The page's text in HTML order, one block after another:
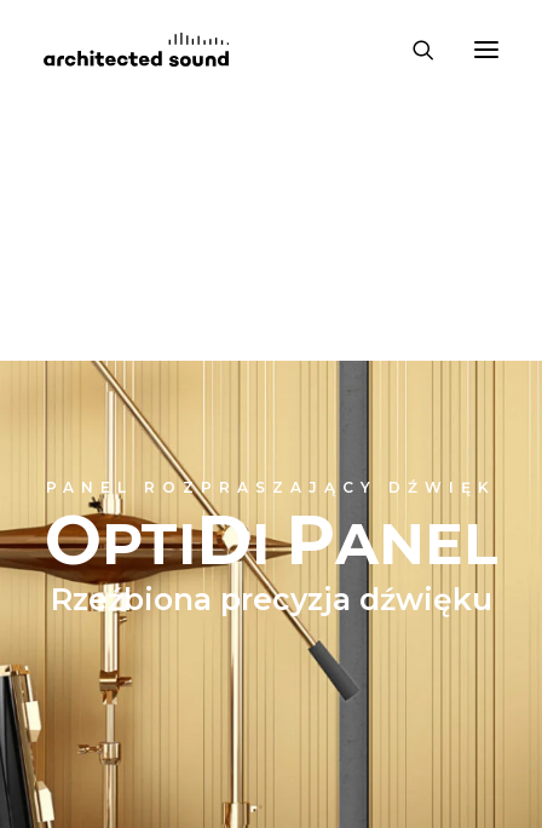
PANEL ROZPRASZAJĄCY DŹWIĘK
OPTIDIPANEL
Rzeźbiona precyzja dźwięku